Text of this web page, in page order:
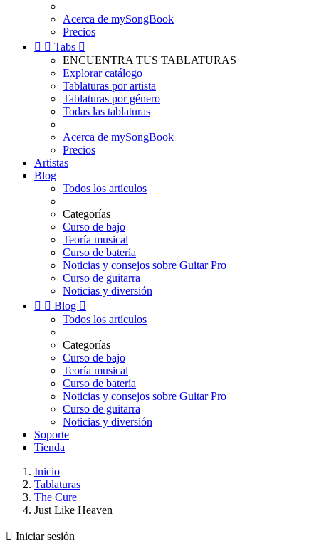
Acerca de mySongBook
Precios
  Tabs 
ENCUENTRA TUS TABLATURAS
Explorar catálogo
Tablaturas por artista
Tablaturas por género
Todas las tablaturas
Acerca de mySongBook
Precios
Artistas
Blog
Todos los artículos
Categorías
Curso de bajo
Teoría musical
Curso de batería
Noticias y consejos sobre Guitar Pro
Curso de guitarra
Noticias y diversión
  Blog 
Todos los artículos
Categorías
Curso de bajo
Teoría musical
Curso de batería
Noticias y consejos sobre Guitar Pro
Curso de guitarra
Noticias y diversión
Soporte
Tienda
Inicio
Tablaturas
The Cure
Just Like Heaven
 Iniciar sesión